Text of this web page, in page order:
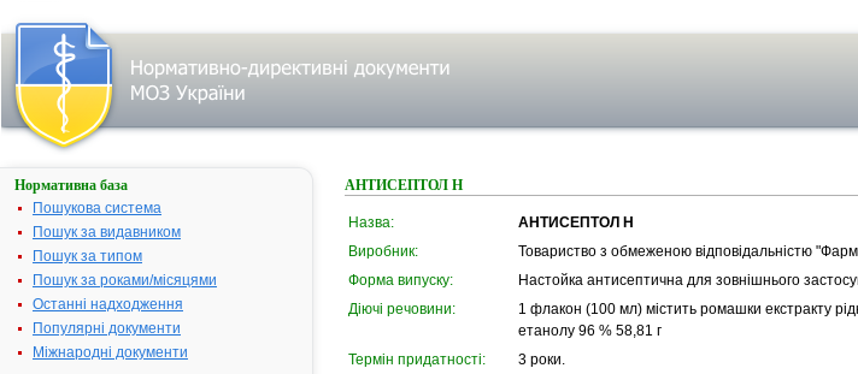
Нормативна база
Пошукова система
Пошук за видавником
Пошук за типом
Пошук за роками/місяцями
Останні надходження
Популярні документи
Міжнародні документи
АНТИСЕПТОЛ Н
Назва:
АНТИСЕПТОЛ Н
Виробник:
Товариство з обмеженою відповідальністю
Форма випуску:
Настойка антисептична для зовнішнього
Діючі речовини:
1 флакон (100 мл) містить ромашки екстракту
етанолу 96 % 58,81 г
Термін придатності:
3 роки.